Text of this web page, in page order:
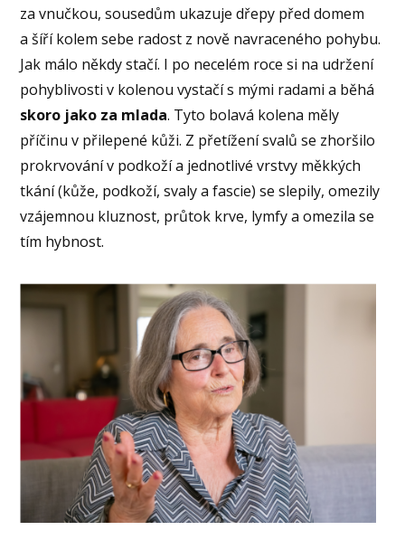
za vnučkou, sousedům ukazuje dřepy před domem
a šíří kolem sebe radost z nově navraceného pohybu.
Jak málo někdy stačí. I po necelém roce si na udržení
pohyblivosti v kolenou vystačí s mými radami a běhá
skoro jako za mlada. Tyto bolavá kolena měly
příčinu v přilepené kůži. Z přetížení svalů se zhoršilo
prokrvování v podkoží a jednotlivé vrstvy měkkých
tkání (kůže, podkoží, svaly a fascie) se slepily, omezily
vzájemnou kluznost, průtok krve, lymfy a omezila se
tím hybnost.